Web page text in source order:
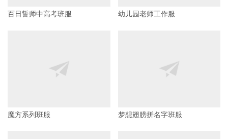
百日誓师中高考班服 幼儿园老师工作服
魔方系列班服 梦想翅膀拼名字班服